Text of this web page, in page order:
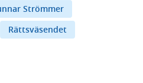
Strömmer
Rättsväsendet